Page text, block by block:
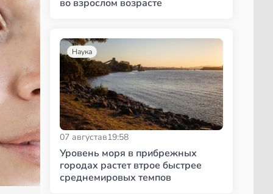
во взрослом возрасте
Наука
07 августав19:58
Уровень моря в прибрежных
городах растет втрое быстрее
среднемировых темпов